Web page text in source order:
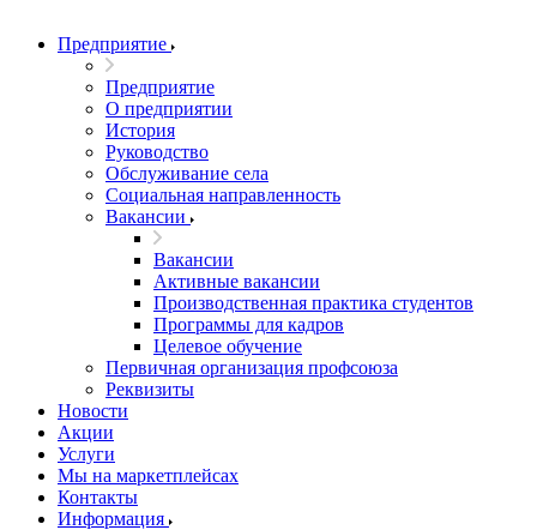
Предприятие
Предприятие
О предприятии
История
Руководство
Обслуживание села
Социальная направленность
Вакансии
Вакансии
Активные вакансии
Производственная практика студентов
Программы для кадров
Целевое обучение
Первичная организация профсоюза
Реквизиты
Новости
Акции
Услуги
Мы на маркетплейсах
Контакты
Информация